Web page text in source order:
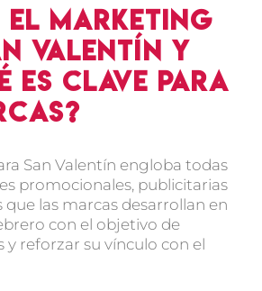
el marketing
Valentín y
es clave para
San Valentín engloba todas
promocionales, publicitarias
que las marcas desarrollan en
con el objetivo de
y reforzar su vínculo con el